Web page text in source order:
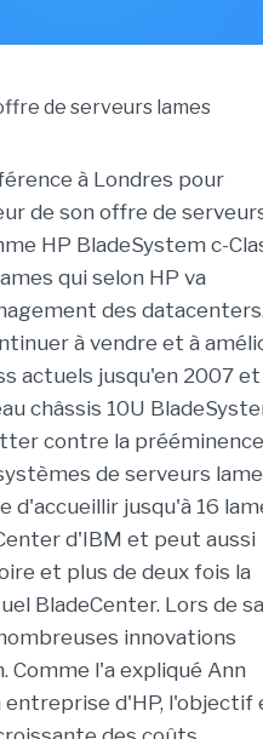
à Londres pour
de son offre de
HP BladeSystem c-
qui selon HP va
des
à vendre et à
actuels jusqu'en 2007 et
châssis 10U
contre la
de serveurs
d'accueillir jusqu'à 16
d'IBM et peut aussi
et plus de deux fois la
BladeCenter. Lors de sa
innovations
Comme l'a expliqué Ann
entreprise d'HP, l'objectif